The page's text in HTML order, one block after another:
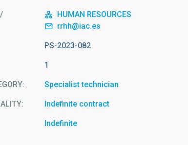
HUMAN RESOURCES
rrhh@iac.es
PS-2023-082
1
Specialist technician
Indefinite contract
Indefinite